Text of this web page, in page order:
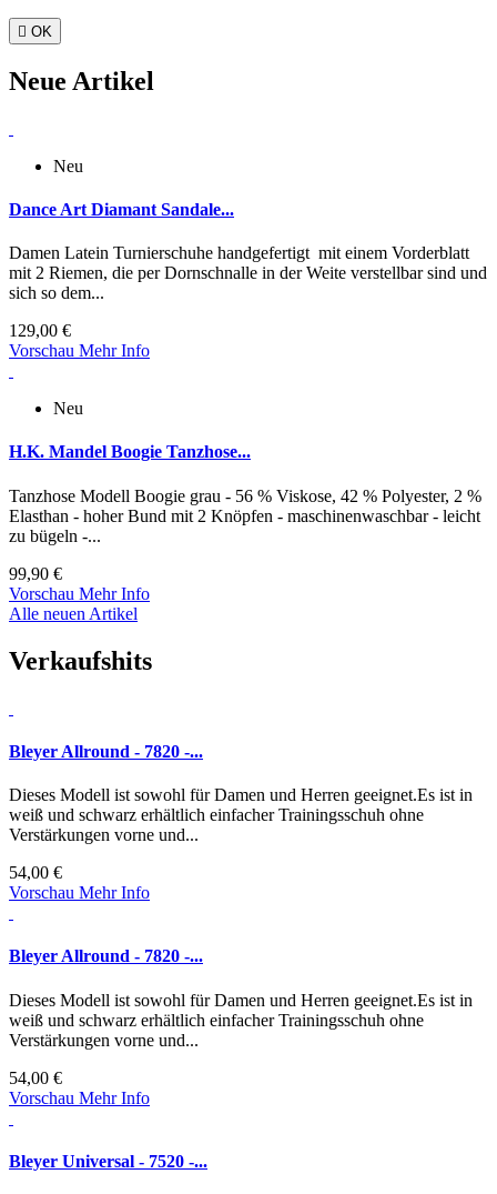
 OK
Neue Artikel
Neu
Dance Art Diamant Sandale...
Damen Latein Turnierschuhe handgefertigt mit einem Vorderblatt
mit 2 Riemen, die per Dornschnalle in der Weite verstellbar sind und
sich so dem...
129,00 €
Vorschau Mehr Info
Neu
H.K. Mandel Boogie Tanzhose...
Tanzhose Modell Boogie grau - 56 % Viskose, 42 % Polyester, 2 %
Elasthan - hoher Bund mit 2 Knöpfen - maschinenwaschbar - leicht
zu bügeln -...
99,90 €
Vorschau Mehr Info
Alle neuen Artikel
Verkaufshits
Bleyer Allround - 7820 -...
Dieses Modell ist sowohl für Damen und Herren geeignet.Es ist in
weiß und schwarz erhältlich einfacher Trainingsschuh ohne
Verstärkungen vorne und...
54,00 €
Vorschau Mehr Info
Bleyer Allround - 7820 -...
Dieses Modell ist sowohl für Damen und Herren geeignet.Es ist in
weiß und schwarz erhältlich einfacher Trainingsschuh ohne
Verstärkungen vorne und...
54,00 €
Vorschau Mehr Info
Bleyer Universal - 7520 -...